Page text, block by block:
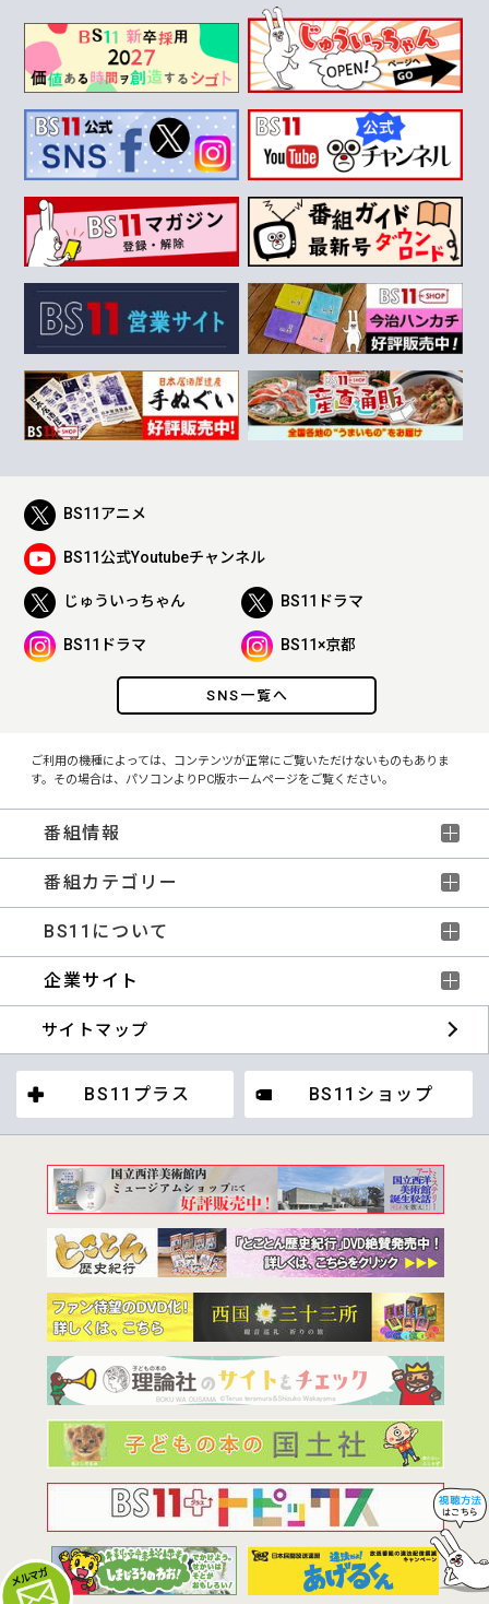
SNS一覧へ
BS11アニメ
BS11公式Youtubeチャンネル
じゅういっちゃん BS11ドラマ
BS11ドラマ BS11×京都
ご利用の機種によっては、コンテンツが正常にご覧いただけないものもありま
す。その場合は、パソコンよりPC版ホームページをご覧ください。
番組情報
番組カテゴリー
BS11について
企業サイト
サイトマップ
BS11プラス BS11ショップ